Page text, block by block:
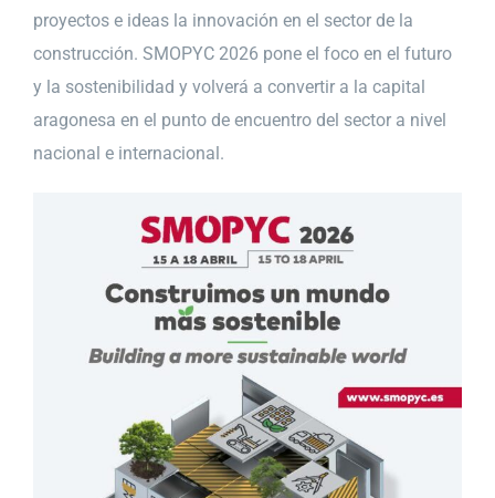
proyectos e ideas la innovación en el sector de la
construcción. SMOPYC 2026 pone el foco en el futuro
y la sostenibilidad y volverá a convertir a la capital
aragonesa en el punto de encuentro del sector a nivel
nacional e internacional.